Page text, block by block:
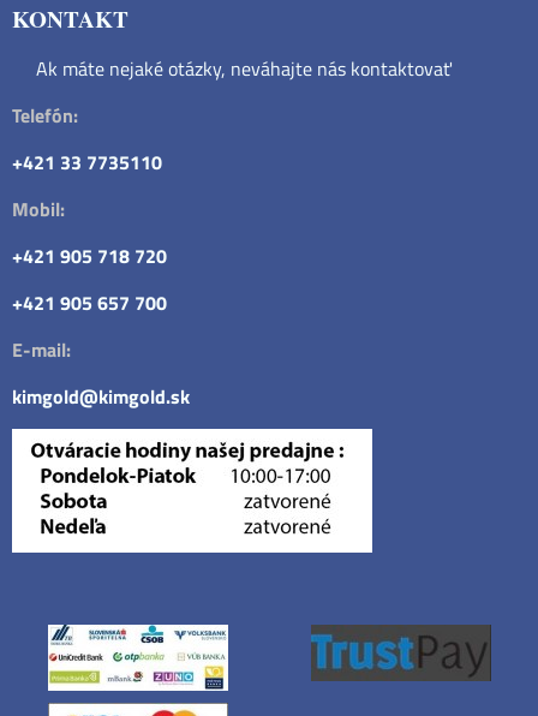
KONTAKT
Ak máte nejaké otázky, neváhajte nás kontaktovať
Telefón:
+421 33 7735110
Mobil:
+421 905 718 720
+421 905 657 700
E-mail:
kimgold@kimgold.sk